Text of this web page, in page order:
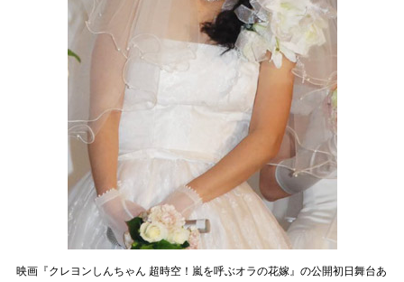
映画『クレヨンしんちゃん 超時空！嵐を呼ぶオラの花嫁』の公開初日舞台あ